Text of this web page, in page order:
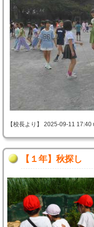
【校長より】 2025-09-11 17:40
【１年】秋探し